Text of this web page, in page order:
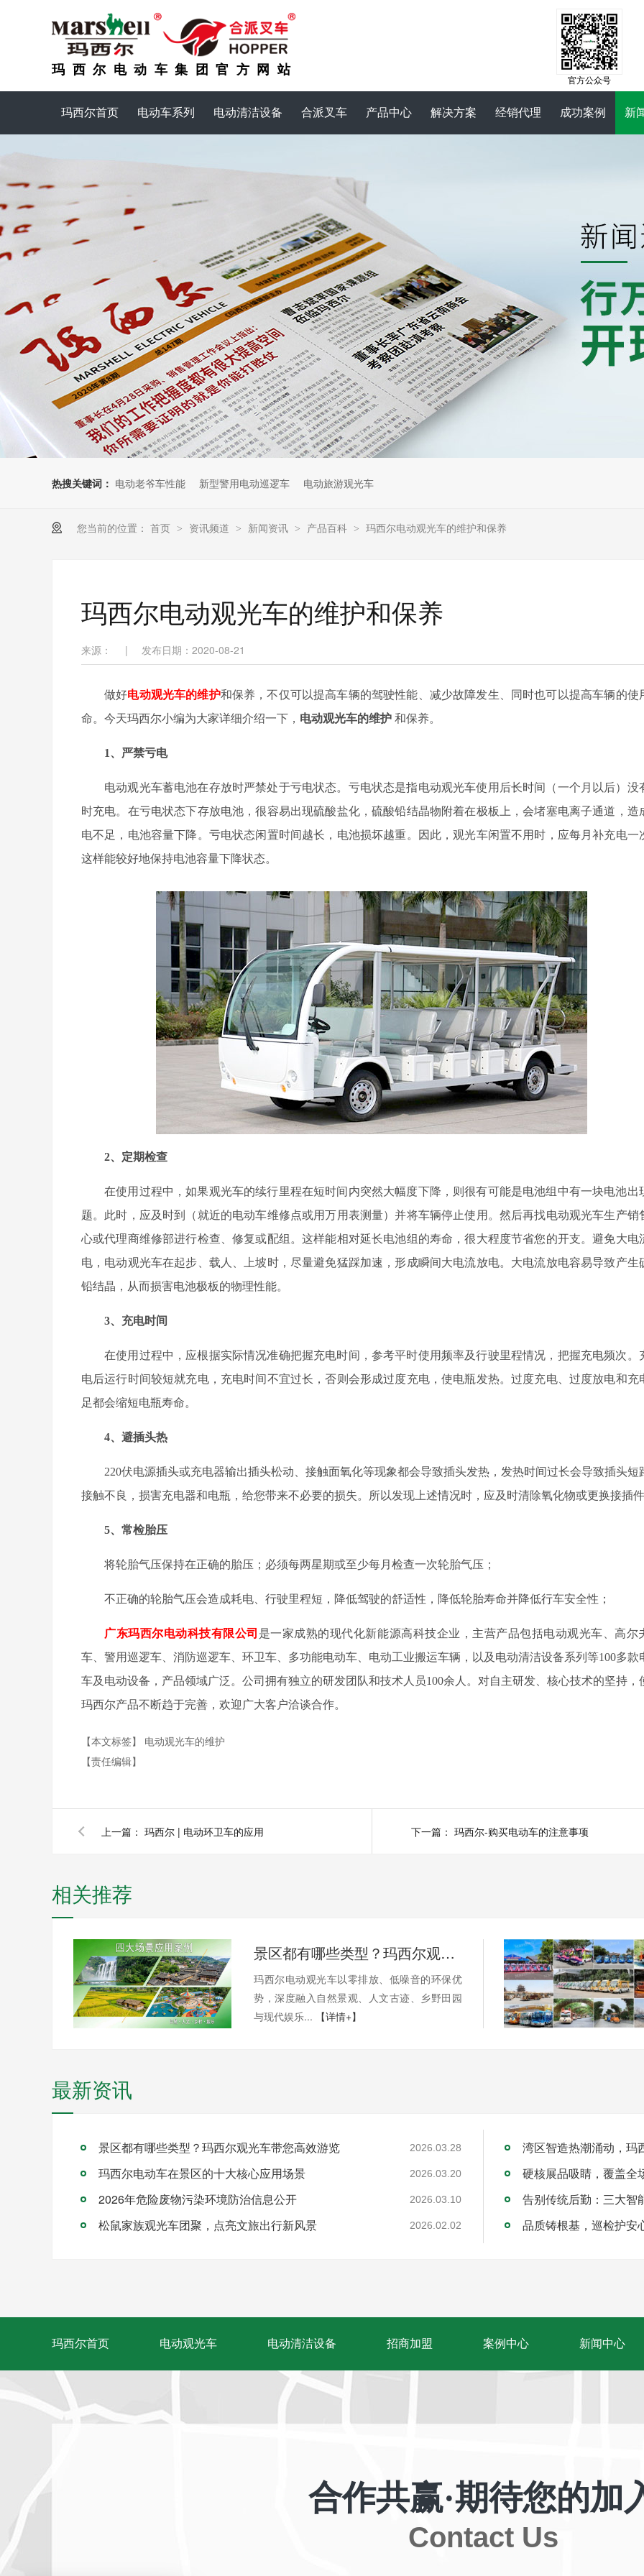
玛西尔电动车集团官方网站
官方公众号
玛西尔首页 电动车系列 电动清洁设备 合派叉车 产品中心 解决方案 经销代理 成功案例 新
热搜关键词： 电动老爷车性能 新型警用电动巡逻车 电动旅游观光车
您当前的位置： 首页 > 资讯频道 > 新闻资讯 > 产品百科 > 玛西尔电动观光车的维护和保养
玛西尔电动观光车的维护和保养
来源： | 发布日期：2020-08-21
做好电动观光车的维护和保养，不仅可以提高车辆的驾驶性能、减少故障发生、同时也可以提高车辆的使
命。今天玛西尔小编为大家详细介绍一下， 电动观光车的维护 和保养。
1、严禁亏电
电动观光车蓄电池在存放时严禁处于亏电状态。亏电状态是指电动观光车使用后长时间（一个月以后）没
时充电。在亏电状态下存放电池，很容易出现硫酸盐化，硫酸铅结晶物附着在极板上，会堵塞电离子通道，造
电不足，电池容量下降。亏电状态闲置时间越长，电池损坏越重。因此，观光车闲置不用时，应每月补充电一
这样能较好地保持电池容量下降状态。
2、定期检查
在使用过程中，如果观光车的续行里程在短时间内突然大幅度下降，则很有可能是电池组中有一块电池出
题。此时，应及时到（就近的电动车维修点或用万用表测量）并将车辆停止使用。然后再找电动观光车生产销
心或代理商维修部进行检查、修复或配组。这样能相对延长电池组的寿命，很大程度节省您的开支。避免大电
电，电动观光车在起步、载人、上坡时，尽量避免猛踩加速，形成瞬间大电流放电。大电流放电容易导致产生
铅结晶，从而损害电池极板的物理性能。
3、 充电时间
在使用过程中，应根据实际情况准确把握充电时间，参考平时使用频率及行驶里程情况，把握充电频次。
电后运行时间较短就充电，充电时间不宜过长，否则会形成过度充电，使电瓶发热。过度充电、过度放电和充
足都会缩短电瓶寿命。
4、 避插头热
220伏电源插头或充电器输出插头松动、接触面氧化等现象都会导致插头发热，发热时间过长会导致插头短
接触不良，损害充电器和电瓶，给您带来不必要的损失。所以发现上述情况时，应及时清除氧化物或更换接插件
5、 常检胎压
将轮胎气压保持在正确的胎压；必须每两星期或至少每月检查一次轮胎气压；
不正确的轮胎气压会造成耗电、行驶里程短，降低驾驶的舒适性，降低轮胎寿命并降低行车安全性；
广东玛西尔电动科技有限公司 是一家成熟的现代化新能源高科技企业，主营产品包括电动观光车、高尔
车、警用巡逻车、消防巡逻车、环卫车、多功能电动车、电动工业搬运车辆，以及电动清洁设备系列等100多款
车及电动设备，产品领域广泛。公司拥有独立的研发团队和技术人员100余人。对自主研发、核心技术的坚持，
玛西尔产品不断趋于完善，欢迎广大客户洽谈合作。
【本文标签】 电动观光车的维护
【责任编辑】
上一篇： 玛西尔 | 电动环卫车的应用 下一篇： 玛西尔-购买电动车的注意事项
相关推荐
景区都有哪些类型？玛西尔观光车带您高效游览
玛西尔电动观光车以零排放、低噪音的环保优
势，深度融入自然景观、人文古迹、乡野田园
与现代娱乐...
【详情+】
最新资讯
景区都有哪些类型？玛西尔观光车带您高效游览 2026.03.28
玛西尔电动车在景区的十大核心应用场景 2026.03.20
2026年危险废物污染环境防治信息公开 2026.03.10
松鼠家族观光车团聚，点亮文旅出行新风景 2026.02.02 品质铸根基，巡检护
玛西尔首页 电动观光车 电动清洁设备 招商加盟 案例中心 新闻中心
合作共赢·期待您的加
Contact Us